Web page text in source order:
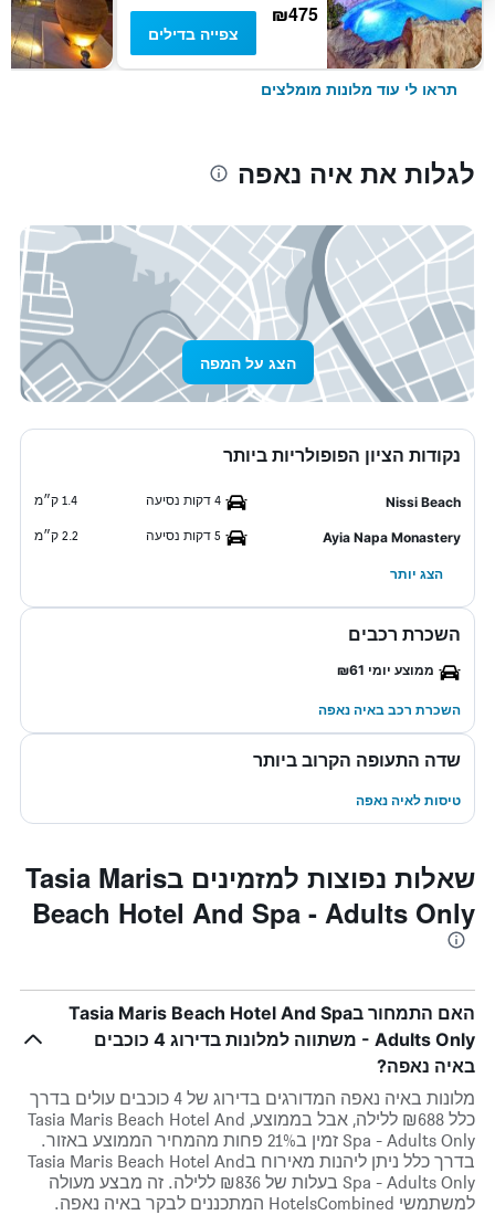
₪475
צפייה בדילים
תראו לי עוד מלונות מומלצים
לגלות את איה נאפה
הצג על המפה
נקודות הציון הפופולריות ביותר
Nissi Beach 4 דקות נסיעה 1.4 ק״מ
Ayia Napa Monastery 5 דקות נסיעה 2.2 ק״מ
הצג יותר
השכרת רכבים
ממוצע יומי ₪61
השכרת רכב באיה נאפה
שדה התעופה הקרוב ביותר
טיסות לאיה נאפה
שאלות נפוצות למזמינים בTasia Maris
Beach Hotel And Spa - Adults Only
האם התמחור בTasia Maris Beach Hotel And Spa
- Adults Only משתווה למלונות בדירוג 4 כוכבים
באיה נאפה?
מלונות באיה נאפה המדורגים בדירוג של 4 כוכבים עולים בדרך
כלל ₪688 ללילה, אבל בממוצע, Tasia Maris Beach Hotel And
Spa - Adults Only זמין ב21% פחות מהמחיר הממוצע באזור.
בדרך כלל ניתן ליהנות מאירוח בTasia Maris Beach Hotel And
Spa - Adults Only בעלות של ₪836 ללילה. זה מבצע מעולה
למשתמשי HotelsCombined המתכננים לבקר באיה נאפה.